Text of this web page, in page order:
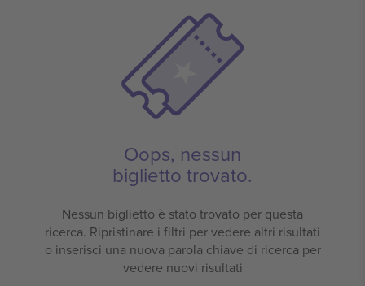
Oops, nessun
biglietto trovato.
Nessun biglietto è stato trovato per questa
ricerca. Ripristinare i filtri per vedere altri risultati
o inserisci una nuova parola chiave di ricerca per
vedere nuovi risultati